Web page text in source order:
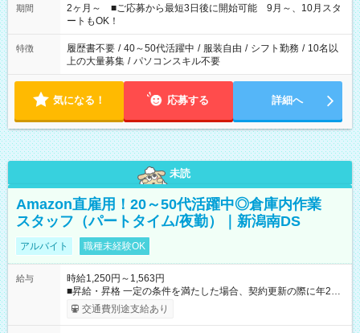
など、あなたのご希望に沿ったお仕事をご紹介します！ ※Wワ
ーク希望の方へ 今ご覧のお仕事で希望する勤務時間と、もう1つ
のお仕事の勤務時間。 合計で週40時間を超える場合は応募でき
ません
期間
2ヶ月～ ■ご応募から最短3日後に開始可能 9月～、10月スタ
ートもOK！
特徴 履歴書不要 / 40～50代活躍中 / 服装自由 / シフト勤務 / 10名以
上の大量募集 / パソコンスキル不要
気になる！ 応募する 詳細へ
未読
Amazon直雇用！20～50代活躍中◎倉庫内作業
スタッフ（パートタイム/夜勤）｜新潟南DS
アルバイト 職種未経験OK
給与
時給1,250円～1,563円
■昇給・昇格 一定の条件を満たした場合、契約更新の際に年2回
まで昇給の機会があります。 ■正社員登用制度あり ※月末締/翌
月25日支払い ※時間外手当、別途支給 ※深夜割増賃金 (22:00～
交通費別途支給あり